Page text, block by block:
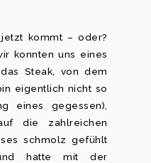
kommt – oder?
konnten uns eines
Steak, von dem
eigentlich nicht so
eines gegessen),
die zahlreichen
schmolz gefühlt
hatte mit der